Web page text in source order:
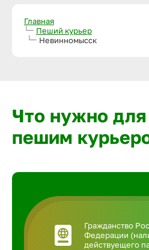
Главная
Пеший курьер
Невинномысск
Что нужно
пешим
Гражданство
Федерации
действуещего